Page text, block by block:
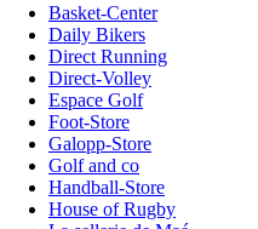
Basket-Center
Daily Bikers
Direct Running
Direct-Volley
Espace Golf
Foot-Store
Galopp-Store
Golf and co
Handball-Store
House of Rugby